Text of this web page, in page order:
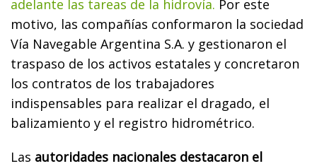
adelante las tareas de la hidrovía. Por este
motivo, las compañías conformaron la sociedad
Vía Navegable Argentina S.A. y gestionaron el
traspaso de los activos estatales y concretaron
los contratos de los trabajadores
indispensables para realizar el dragado, el
balizamiento y el registro hidrométrico.
Las autoridades nacionales destacaron el